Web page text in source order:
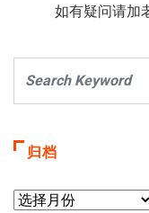
如有疑问请加
归档